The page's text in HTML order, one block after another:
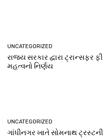
UNCATEGORIZED
રાજ્ય સરકાર દ્વારા ટ્રાન્સફર
મહત્વનો નિર્ણય
UNCATEGORIZED
ગાંધીનગર ખાતે સોમનાથ